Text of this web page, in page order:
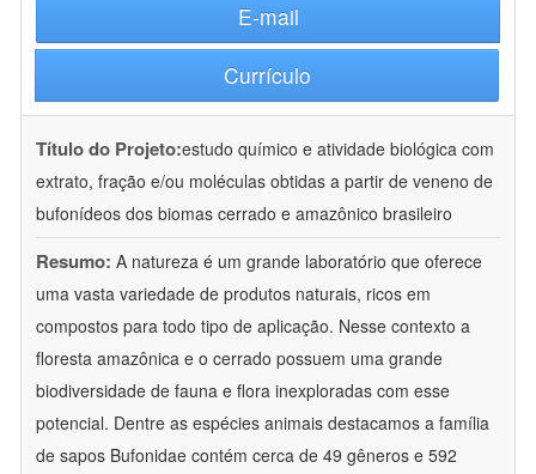
E-mail
Currículo
Título do Projeto:estudo químico e atividade biológica com
extrato, fração e/ou moléculas obtidas a partir de veneno de
bufonídeos dos biomas cerrado e amazônico brasileiro
Resumo: A natureza é um grande laboratório que oferece
uma vasta variedade de produtos naturais, ricos em
compostos para todo tipo de aplicação. Nesse contexto a
floresta amazônica e o cerrado possuem uma grande
biodiversidade de fauna e flora inexploradas com esse
potencial. Dentre as espécies animais destacamos a família
de sapos Bufonidae contém cerca de 49 gêneros e 592